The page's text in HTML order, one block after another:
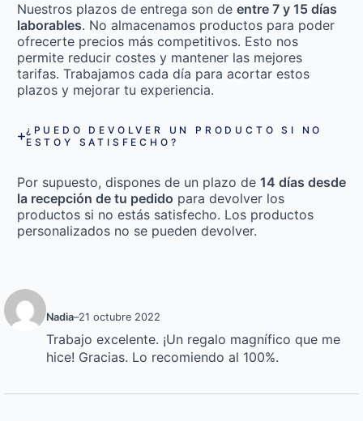
Nuestros plazos de entrega son de entre 7 y 15 días
laborables. No almacenamos productos para poder
ofrecerte precios más competitivos. Esto nos
permite reducir costes y mantener las mejores
tarifas. Trabajamos cada día para acortar estos
plazos y mejorar tu experiencia.
¿PUEDO DEVOLVER UN PRODUCTO SI NO
ESTOY SATISFECHO?
Por supuesto, dispones de un plazo de 14 días desde
la recepción de tu pedido para devolver los
productos si no estás satisfecho. Los productos
personalizados no se pueden devolver.
Nadia–21 octubre 2022
Trabajo excelente. ¡Un regalo magnífico que me
hice! Gracias. Lo recomiendo al 100%.